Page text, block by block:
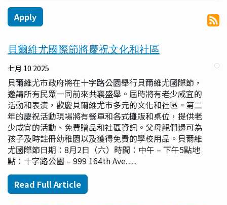
貝爾維尤國際節將慶祝文化和社區
七月 10 2025
貝爾維尤市政府將在十字路公園舉行貝爾維尤國際節，
邀請所有民眾一同前來共襄盛舉。屆時將有老少咸宜的
活動和表演，歡慶貝爾維尤市多元的文化和社區。第二
年的慶祝活動現場將有餐車和各式攤販和桌位，提供老
少咸宜的活動、免費贈品和社區資訊。父母親們還可為
孩子及時註冊幼稚園以及獲得免費的學校用品。貝爾維
尤國際節日期：8月2日（六）時間：中午 – 下午5點地
點：十字路公園 – 999 164th Ave.…
Read Full Article